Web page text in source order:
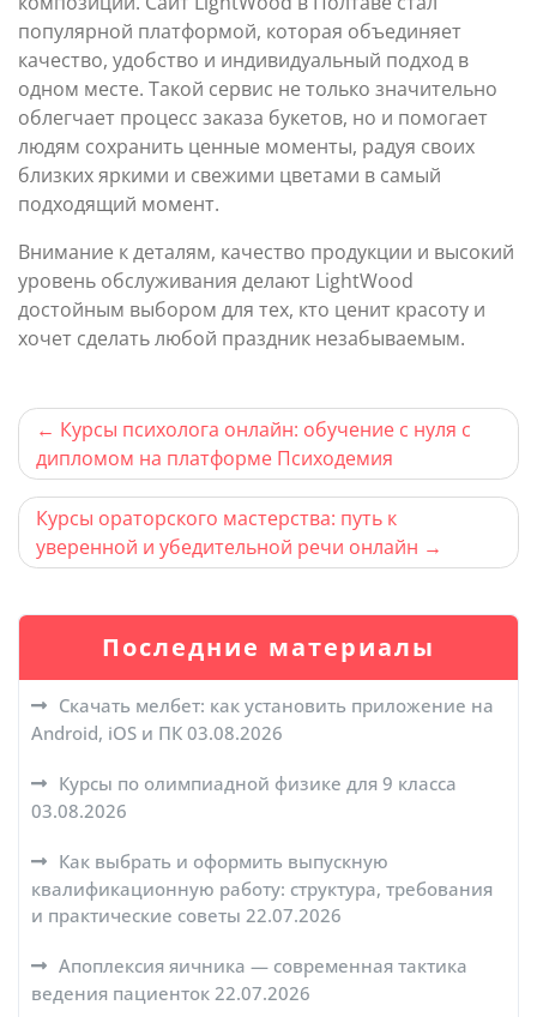
популярной платформой, которая объединяет
качество, удобство и индивидуальный подход в
одном месте. Такой сервис не только значительно
облегчает процесс заказа букетов, но и помогает
людям сохранить ценные моменты, радуя своих
близких яркими и свежими цветами в самый
подходящий момент.
Внимание к деталям, качество продукции и высокий
уровень обслуживания делают LightWood
достойным выбором для тех, кто ценит красоту и
хочет сделать любой праздник незабываемым.
Навигация
по
записям
Курсы психолога онлайн: обучение с нуля с
дипломом на платформе Психодемия
Курсы ораторского мастерства: путь к
уверенной и убедительной речи онлайн
Последние материалы
Скачать мелбет: как установить приложение на
Android, iOS и ПК 03.08.2026
Курсы по олимпиадной физике для 9 класса
03.08.2026
Как выбрать и оформить выпускную
квалификационную работу: структура, требования
и практические советы 22.07.2026
Апоплексия яичника — современная тактика
ведения пациенток 22.07.2026